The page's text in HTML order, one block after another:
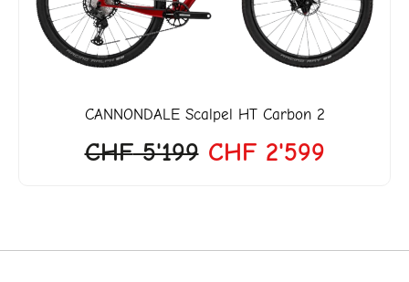
CANNONDALEScalpel HT Carbon 2
CHF5'199 CHF2'599